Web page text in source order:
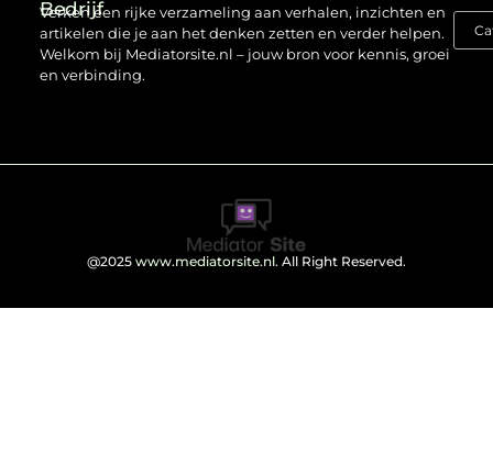
Bedrijf
Verken een rijke verzameling aan verhalen, inzichten en
artikelen die je aan het denken zetten en verder helpen.
Welkom bij Mediatorsite.nl – jouw bron voor kennis, groei
en verbinding.
@2025 www.mediatorsite.nl. All Right Reserved.